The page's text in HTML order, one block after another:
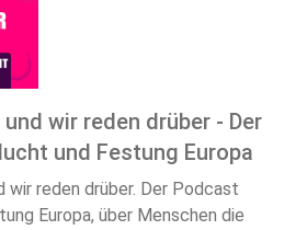
wir reden drüber - Der
und Festung Europa
wir reden drüber. Der Podcast
Europa, über Menschen die